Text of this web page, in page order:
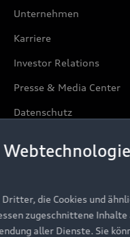
Unternehmen
Karriere
Investor Relations
Presse & Media Center
Datenschutz
die Cookies und
zugeschnittene
aller Dienste. Sie